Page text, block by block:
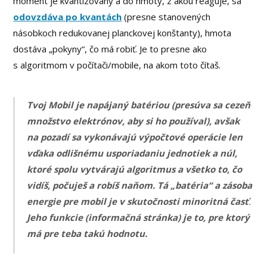
odovzdáva po kvantách (presne stanovených
násobkoch redukovanej planckovej konštanty), hmota
dostáva „pokyny“, čo má robiť. Je to presne ako
s algoritmom v počítači/mobile, na akom toto čítaš.
Tvoj Mobil je napájaný batériou (presúva sa cezeň
množstvo elektrónov, aby si ho používal), avšak
na pozadí sa vykonávajú výpočtové operácie len
vďaka odlišnému usporiadaniu jednotiek a núl,
ktoré spolu vytvárajú algoritmus a všetko to, čo
vidíš, počuješ a robíš naňom. Tá „batéria“ a zásoba
energie pre mobil je v skutočnosti minoritná časť.
Jeho funkcie (informačná stránka) je to, pre ktorý
má pre teba takú hodnotu.